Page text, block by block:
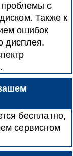
проблемы с
Также к
ошибок
дисплея.
бесплатно,
сервисном